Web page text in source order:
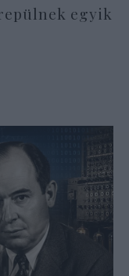
egyik